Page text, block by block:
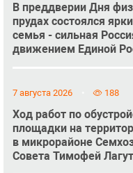
В преддверии Дня
прудах состоялся
семья - сильная
движением Единой
7 августа 2026 188
Ход работ по
площадки на
в микрорайоне
Совета Тимофей